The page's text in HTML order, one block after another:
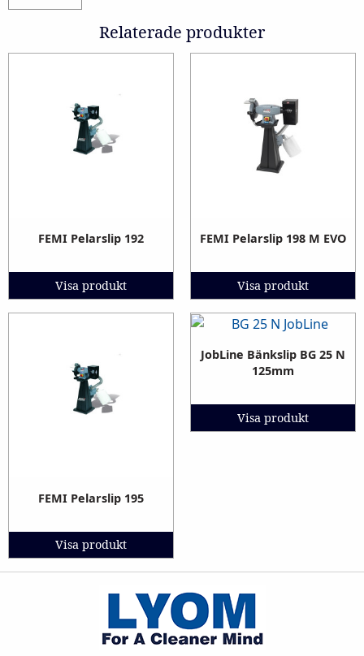
Relaterade produkter
FEMI Pelarslip 192
Visa produkt
FEMI Pelarslip 198 M EVO
Visa produkt
FEMI Pelarslip 195
Visa produkt
JobLine Bänkslip BG 25 N
125mm
Visa produkt